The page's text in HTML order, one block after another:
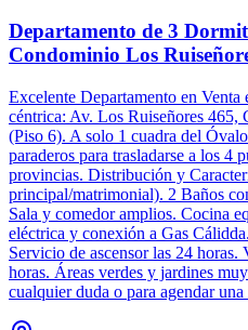
Departamento de 3
Condominio Los
Excelente Departamento en
céntrica: Av. Los Ruiseñores 465,
(Piso 6). A solo 1 cuadra del
paraderos para trasladarse a los 4
provincias. Distribución y
principal/matrimonial). 2 Baños
Sala y comedor amplios. Cocina
eléctrica y conexión a Gas
Servicio de ascensor las 24
horas. Áreas verdes y jardines
cualquier duda o para agendar